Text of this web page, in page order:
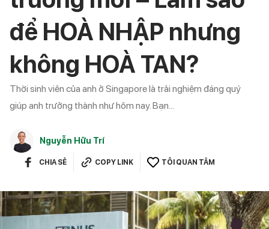
để HOÀ NHẬP nhưng
không HOÀ TAN?
Thời sinh viên của anh ở Singapore là trải nghiệm đáng quý
giúp anh trưởng thành như hôm nay. Bạn...
Nguyễn Hữu Trí
CHIA SẺ COPY LINK TÔI QUAN TÂM